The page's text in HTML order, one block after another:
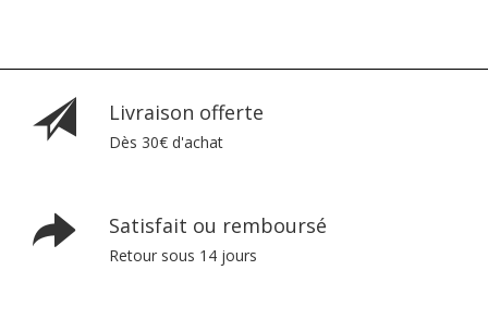
Livraison offerte
Dès 30€ d'achat
Satisfait ou remboursé
Retour sous 14 jours